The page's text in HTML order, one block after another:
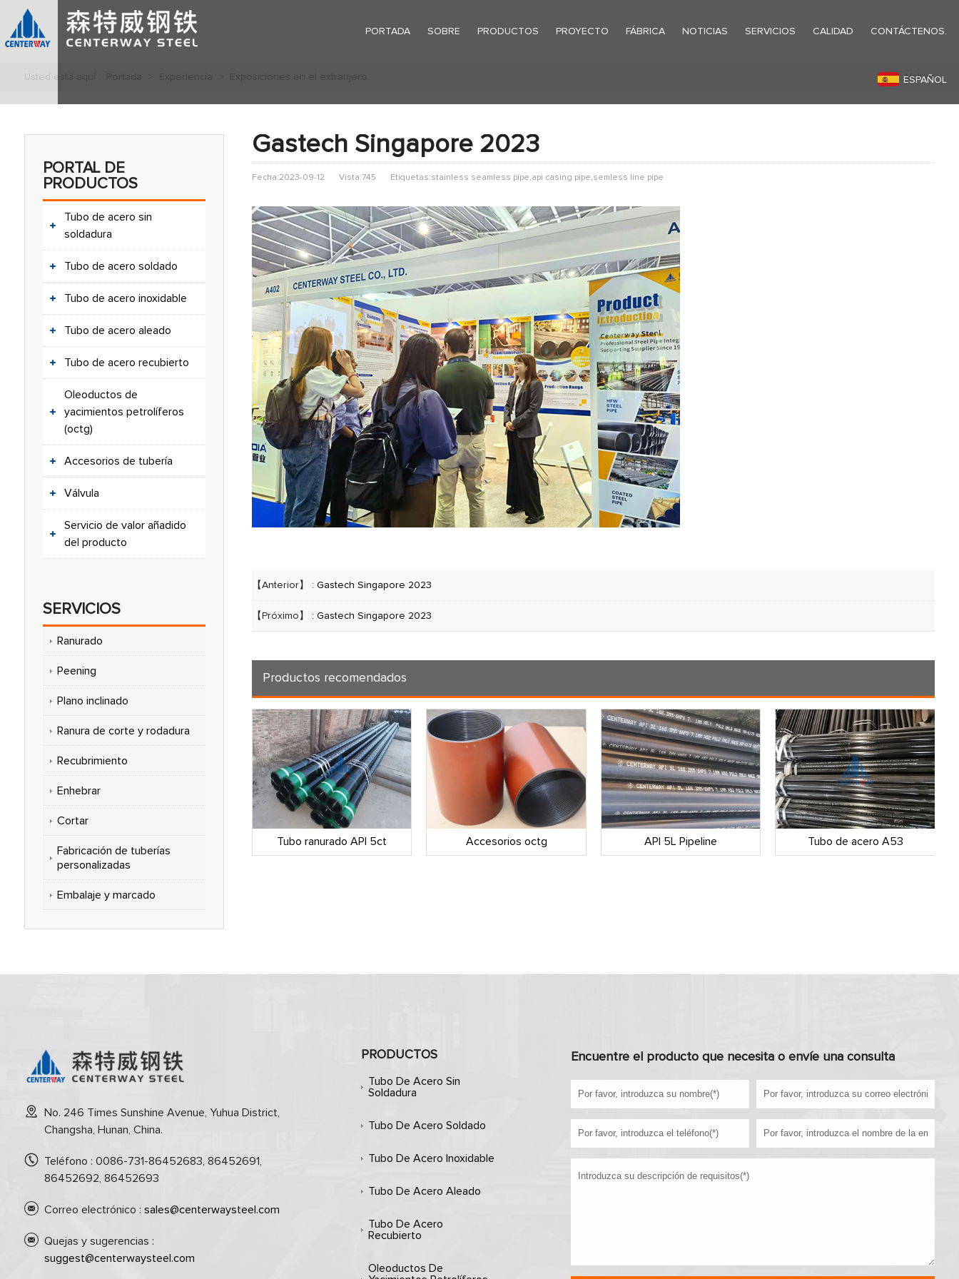
PORTADA SOBRE PRODUCTOS PROYECTO FÁBRICA NOTICIAS SERVICIOS CALIDAD CONTÁCTENOS.
ESPAÑOL
Volver
Usted está aquí :
PORTAL DE
PRODUCTOS
Tubo de acero sin
soldadura
Tubo de acero soldado
Tubo de acero inoxidable
Tubo de acero aleado
Tubo de acero recubierto
Oleoductos de
yacimientos petrolíferos
(octg)
Accesorios de tubería
Válvula
Servicio de valor añadido
del producto
SERVICIOS
Ranurado
Peening
Plano inclinado
Ranura de corte y rodadura
Recubrimiento
Enhebrar
Cortar
Fabricación de tuberías
personalizadas
Embalaje y marcado
Gastech Singapore 2023
Fecha:2023-09-12 Vista:745 Etiquetas:stainless seamless pipe,api casing pipe,semless line pipe
【Anterior】 : Gastech Singapore 2023
【Próximo】 : Gastech Singapore 2023
Productos recomendados
Tubo ranurado API 5ct Accesorios octg API 5L Pipeline Tubo de acero A53
No. 246 Times Sunshine Avenue, Yuhua District,
Changsha, Hunan, China.
Teléfono : 0086-731-86452683, 86452691,
86452692, 86452693
Correo electrónico : sales@centerwaysteel.com
Quejas y sugerencias :
suggest@centerwaysteel.com
PRODUCTOS
Tubo De Acero Sin
Soldadura
Tubo De Acero Soldado
Tubo De Acero Inoxidable
Tubo De Acero Aleado
Tubo De Acero
Recubierto
Oleoductos De
Encuentre el producto que necesita o envíe una consulta